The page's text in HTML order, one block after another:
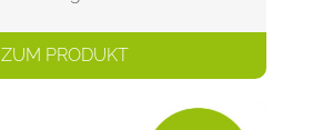
ZUM PRODUKT